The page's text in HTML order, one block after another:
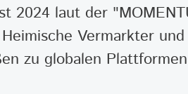
2024 laut der
Vermarkter
zu globalen